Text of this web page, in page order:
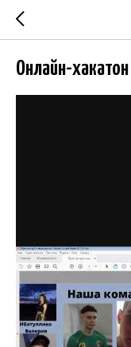
Онлайн-хакатон